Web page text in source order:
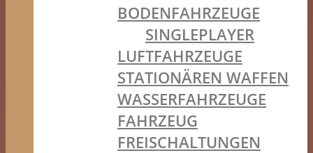
BODENFAHRZEUGE
SINGLEPLAYER
LUFTFAHRZEUGE
STATIONÄREN WAFFEN
WASSERFAHRZEUGE
FAHRZEUG
FREISCHALTUNGEN